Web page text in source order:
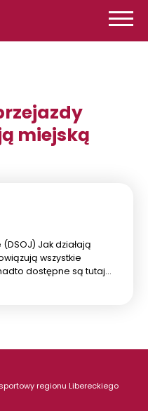
miejską
Jak działają
wszystkie
dostępne są tutaj…
regionu Libereckiego